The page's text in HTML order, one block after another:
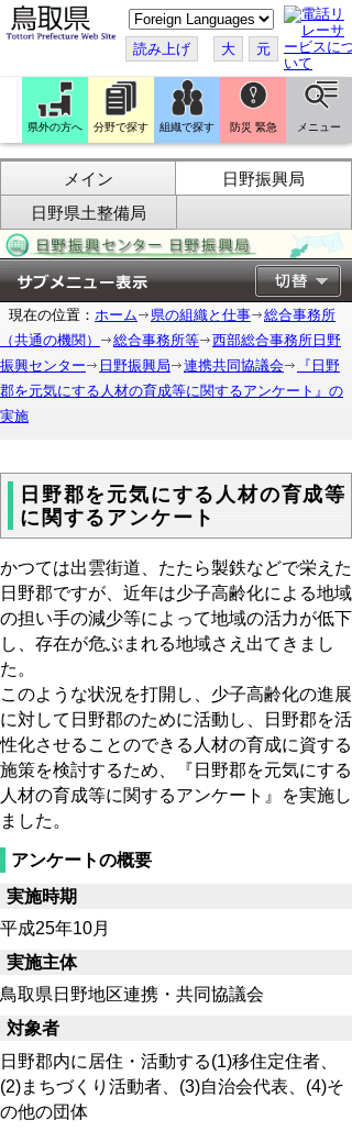
こ
の
ペ
ー
ジ
翻
訳
す
る
読み上げ 大 元
県外の方へ 分野で探す 組織で探す 防災 緊急 メニュー
メイン
日野振興局
日野県土整備局
現在の位置： ホーム 県の組織と仕事
総合事務所
（共通の機関）
総合事務所等
西部総合事務所日野
振興センター
日野振興局 連携共同協議会
『日野
郡を元気にする人材の育成等に関するアンケート』の
実施
日野郡を元気にする人材の育成等
に関するアンケート
かつては出雲街道、たたら製鉄などで栄えた
日野郡ですが、近年は少子高齢化による地域
の担い手の減少等によって地域の活力が低下
し、存在が危ぶまれる地域さえ出てきまし
た。
このような状況を打開し、少子高齢化の進展
に対して日野郡のために活動し、日野郡を活
性化させることのできる人材の育成に資する
施策を検討するため、『日野郡を元気にする
人材の育成等に関するアンケート』を実施し
ました。
アンケートの概要
実施時期
平成25年10月
実施主体
鳥取県日野地区連携・共同協議会
対象者
日野郡内に居住・活動する(1)移住定住者、
(2)まちづくり活動者、(3)自治会代表、(4)そ
の他の団体